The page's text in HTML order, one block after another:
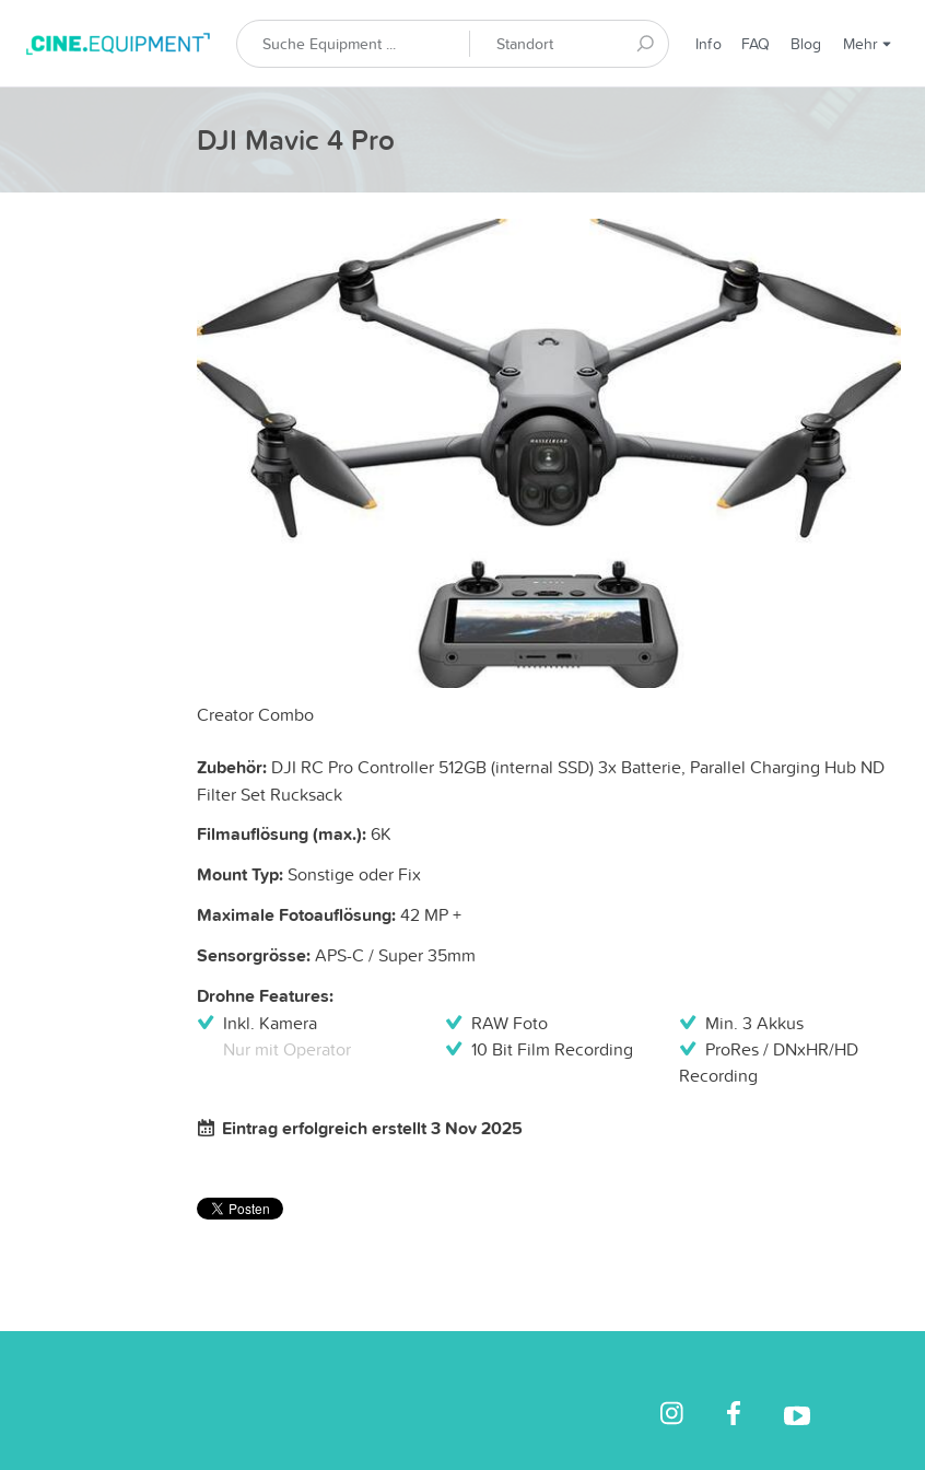
Info FAQ Blog Mehr
DJI Mavic 4 Pro
Creator Combo
Zubehör: DJI RC Pro Controller 512GB (internal SSD) 3x Batterie, Parallel Charging Hub ND
Filter Set Rucksack
Filmauflösung (max.):6K
Mount Typ: Sonstige oder Fix
Maximale Fotoauflösung:42 MP +
Sensorgrösse:APS-C / Super 35mm
Drohne Features:
Inkl. Kamera
Nur mit Operator
RAW Foto
10 Bit Film Recording
Min. 3 Akkus
ProRes / DNxHR/HD
Recording
Eintrag erfolgreich erstellt 3 Nov 2025